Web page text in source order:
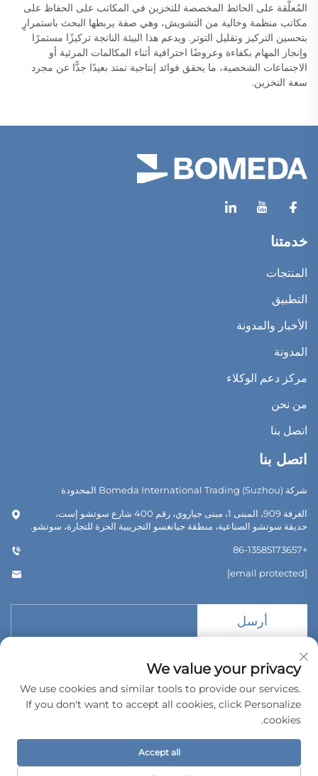
المُعلَّقة على الحائط المخصصة للتخزين في المكاتب على الحفاظ على
مكاتب منظمة وخالية من التشويش، وهي صفة يربطها البحث باستمرارٍ
بتحسين التركيز وتقليل التوتر. ويدعم هذا البيئة الناتجة تركيزًا مستمرًا
وإنجاز المهام بكفاءة وعروضًا احترافية أثناء المكالمات المرئية أو
الاجتماعات الشخصية، ما يحقق فوائد إنتاجية تمتد بعيدًا جدًّا عن مجرد
سعة التخزين.
خدمتنا
المنتجات
التطبيق
الأخبار والمدونة
المدونة
مركز دعم الوكلاء
من نحن
اتصل بنا
اتصل بنا
شركة Bomeda International Trading (Suzhou) المحدودة
الغرفة 909، المبنى 1، مبنى جياروي، رقم 400 شارع سوتشو إست،
حديقة سوتشو الصناعية، منطقة جيانغسو التجريبية الحرة للتجارة، سوتشو.
+86-13585173657
[email protected]
أرسل
حقوق الطبع والنشر © 2026 شركة بوميدا للتجارة الدولية (سوتشو) المحدودة.
سياسة الخصوصية
We value your privacy
We use cookies and similar tools to provide our services.
If you don't want to accept all cookies, click Personalize
cookies.
Accept all